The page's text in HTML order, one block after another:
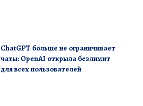
ChatGPT больше не ограничивает
чаты: OpenAI открыла безлимит
для всех пользователей